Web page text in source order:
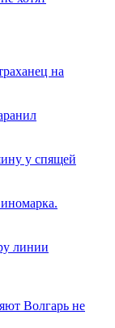
на
у спящей
линии
Волгарь не